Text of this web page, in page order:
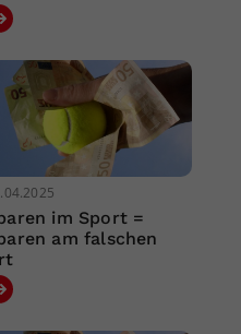
im Sport =
am falschen